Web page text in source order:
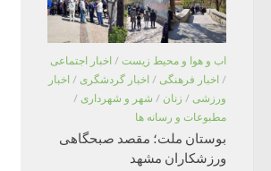
اب و هوا و محیط زیست / اخبار اجتماعی
/ اخبار فرهنگی / اخبار گردشگری / اخبار
ورزشی / زنان / شهر و شهرداری /
مطبوعات و رسانه ها
بوستان ملت؛ مقصد صبحگاهی
ورزشکاران مشهد